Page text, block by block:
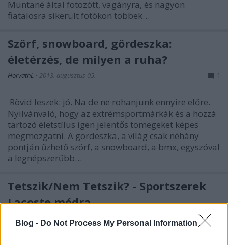
Blog - Do Not Process My Personal Information
Muntané által fotozótt, vagányra, és nagyon
fiatalosra sikerült fotókon többek…
Szörf, snowboard, gördeszka:
életérzés, de milyen a ruha?
HorvathL • 2013. augusztus 05. 1
Rövid leszek: jó. Na de ne rohanjunk ennyire előre.
Nyilvánvaló, hogy az extrémsportmárkák és a hozzá
tartozó életstílus igen jelentős tömegeket képes
megmozgatni. A gördeszka, a világ csak néhány
pontján űzhető szörf, a snowboard, a bmx, egyszóval
a legnépszerűbb…
Tetszik/Nem Tetszik? - Sportszerek
Lacoste módra
HeStyle 2013. február 18.